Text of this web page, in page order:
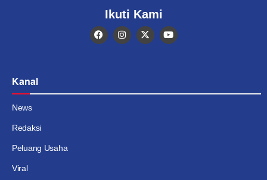
Ikuti Kami
Kanal
News
Redaksi
Peluang Usaha
Viral